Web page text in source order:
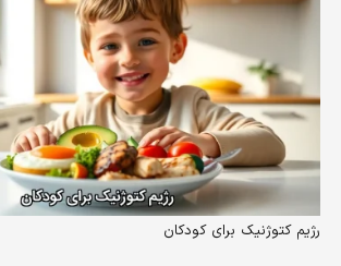
رژیم کتوژنیک برای کودکان